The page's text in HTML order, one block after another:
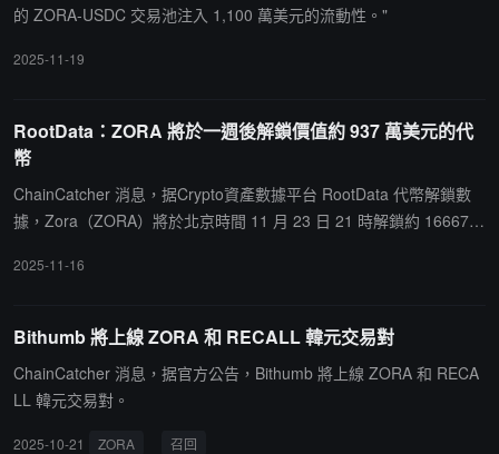
的 ZORA-USDC 交易池注入 1,100 萬美元的流動性。"
2025-11-19
RootData：ZORA 將於一週後解鎖價值約 937 萬美元的代
幣
ChainCatcher 消息，据Crypto資產數據平台 RootData 代幣解鎖數
據，Zora（ZORA）將於北京時間 11 月 23 日 21 時解鎖約 16667
2025-11-16
Bithumb 將上線 ZORA 和 RECALL 韓元交易對
ChainCatcher 消息，据官方公告，Bithumb 將上線 ZORA 和 RECA
LL 韓元交易對。
2025-10-21 ZORA 召回